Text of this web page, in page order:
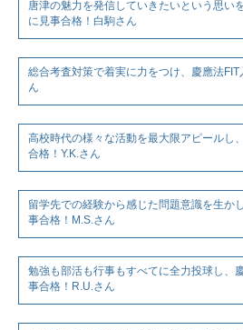
唐津の魅力を発信していきたいという思い
に見事合格！白駒さん
総合考査対策で着実に力をつけ、慶應法
ん
高校時代の様々な活動を最大限アピールし
合格！Y.K.さん
留学先での経験から感じた問題意識を生か
事合格！M.S.さん
勉強も部活も行事もすべてに全力投球し、
事合格！R.U.さん